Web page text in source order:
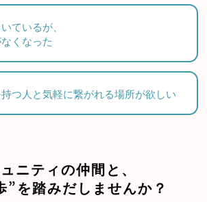
ているが、
くなった
つ人と気軽に繋がれる場所が欲しい
ニティの仲間と、
”を踏みだしませんか？